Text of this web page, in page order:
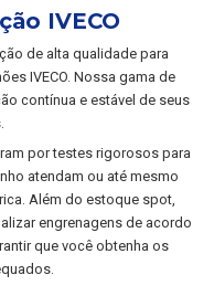
IVECO
de alta qualidade para
IVECO. Nossa gama de
contínua e estável de seus
por testes rigorosos para
atendam ou até mesmo
Além do estoque spot,
engrenagens de acordo
que você obtenha os